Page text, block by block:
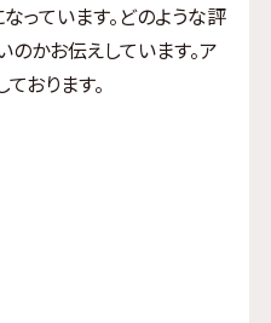
っています。どのような評
のかお伝えしています。ア
おります。